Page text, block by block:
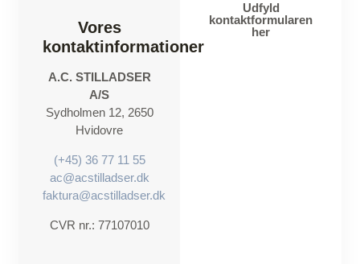
Vores
kontaktinformationer
A.C. STILLADSER
A/S
Sydholmen 12, 2650
Hvidovre
(+45) 36 77 11 55
ac@acstilladser.dk
faktura@acstilladser.dk
CVR nr.: 77107010
Udfyld
kontaktformularen
her